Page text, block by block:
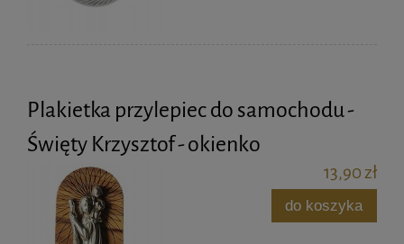
Plakietka przylepiec do samochodu -
Święty Krzysztof - okienko
13,90 zł
do koszyka